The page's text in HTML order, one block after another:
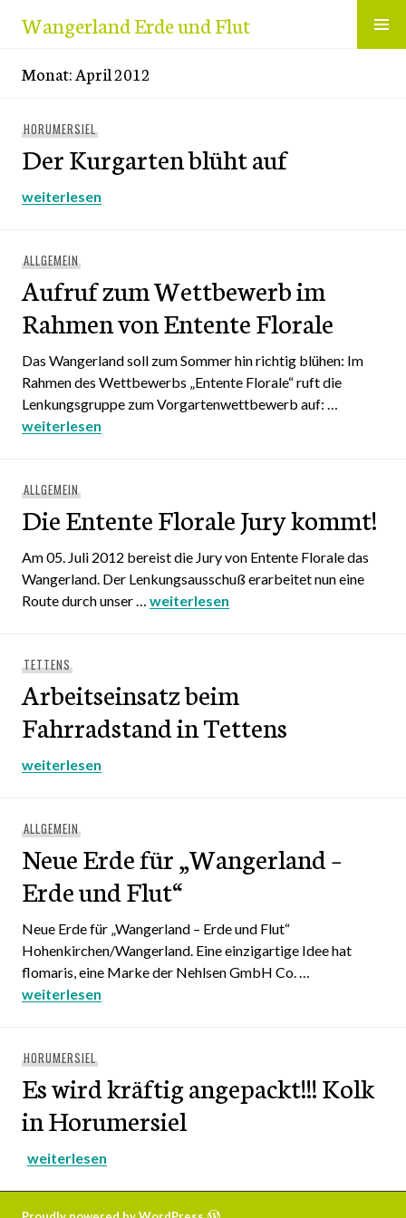
InhaltWangerland Erde und Flut
Monat:April 2012
HORUMERSIEL
Der Kurgarten blüht auf
Der Kurgarten blüht auf
weiterlesen
ALLGEMEIN
Aufruf zum Wettbewerb im
Rahmen von Entente Florale
Das Wangerland soll zum Sommer hin richtig blühen: Im
Rahmen des Wettbewerbs „Entente Florale“ ruft die
Lenkungsgruppe zum Vorgartenwettbewerb auf: …
Aufruf zum Wettbewerb im Rahmen von Entente Florale
weiterlesen
ALLGEMEIN
Die Entente Florale Jury kommt!
Am 05. Juli 2012 bereist die Jury von Entente Florale das
Wangerland. Der Lenkungsausschuß erarbeitet nun eine
Route durch unser … Die Entente Florale Jury kommt!
weiterlesen
TETTENS
Arbeitseinsatz beim
Fahrradstand in Tettens
Arbeitseinsatz beim Fahrradstand in Tettens
weiterlesen
ALLGEMEIN
Neue Erde für „Wangerland –
Erde und Flut“
Neue Erde für „Wangerland – Erde und Flut“
Hohenkirchen/Wangerland. Eine einzigartige Idee hat
flomaris, eine Marke der Nehlsen GmbH Co. …
Neue Erde für „Wangerland – Erde und Flut“
weiterlesen
HORUMERSIEL
Es wird kräftig angepackt!!! Kolk
in Horumersiel
Es wird kräftig angepackt!!! Kolk in Horumersiel
weiterlesen